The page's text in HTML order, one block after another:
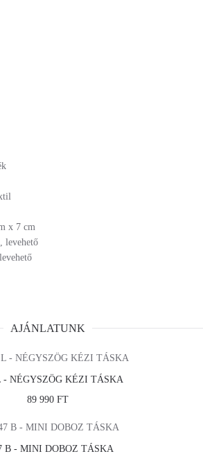
x 7 cm
levehető
AJÁNLATUNK
- NÉGYSZÖG KÉZI TÁSKA
89 990 FT
B - MINI DOBOZ TÁSKA